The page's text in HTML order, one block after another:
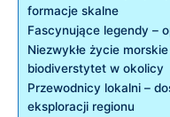
formacje skalne
Fascynujące legendy –
Niezwykłe życie
biodiverstytet w okolicy
Przewodnicy lokalni –
eksploracji regionu